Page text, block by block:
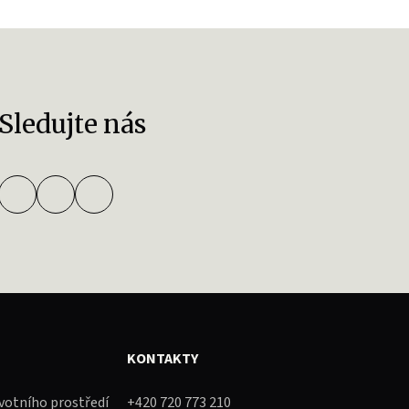
Sledujte nás
prostředí
KONTAKTY
+420 720 773 210